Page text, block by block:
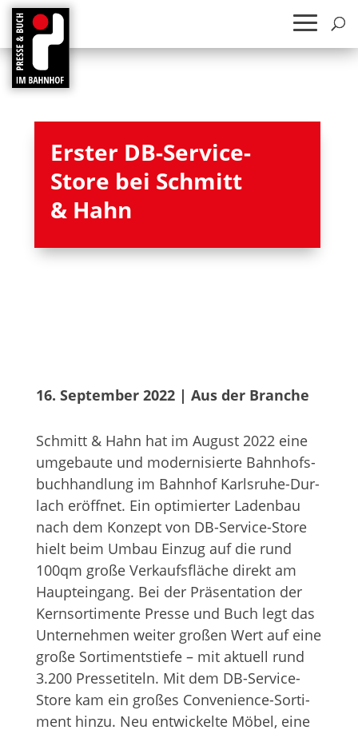
Ers­ter DB-Ser­vice-
Store bei Schmitt
& Hahn
16. September 2022 | Aus der Branche
Schmitt & Hahn hat im August 2022 eine
umge­baute und moder­ni­sierte Bahn­hofs­
buch­hand­lung im Bahn­hof Karls­ruhe-Dur­
lach eröff­net. Ein opti­mier­ter Laden­bau
nach dem Kon­zept von DB-Ser­vice-Store
hielt beim Umbau Ein­zug auf die rund
100qm große Ver­kaufs­flä­che direkt am
Haupt­ein­gang. Bei der Prä­sen­ta­tion der
Kern­sor­ti­mente Presse und Buch legt das
Unter­neh­men wei­ter gro­ßen Wert auf eine
große Sor­ti­ments­tiefe – mit aktu­ell rund
3.200 Pres­se­ti­teln. Mit dem DB-Ser­vice-
Store kam ein gro­ßes Con­ve­ni­ence-Sor­ti­
ment hinzu. Neu ent­wi­ckelte Möbel, eine